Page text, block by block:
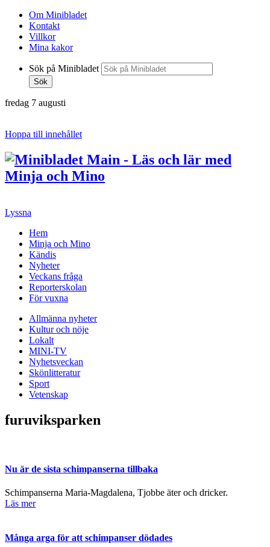
Om Minibladet
Kontakt
Villkor
Mina kakor
Sök på Minibladet
Sök
fredag 7 augusti
Hoppa till innehållet
Lyssna
Hem
Minja och Mino
Kändis
Nyheter
Veckans fråga
Reporterskolan
För vuxna
Allmänna nyheter
Kultur och nöje
Lokalt
MINI-TV
Nyhetsveckan
Skönlitteratur
Sport
Vetenskap
furuviksparken
Nu är de sista schimpanserna tillbaka
Schimpanserna Maria-Magdalena, Tjobbe äter och dricker.
Läs mer
Många arga för att schimpanser dödades